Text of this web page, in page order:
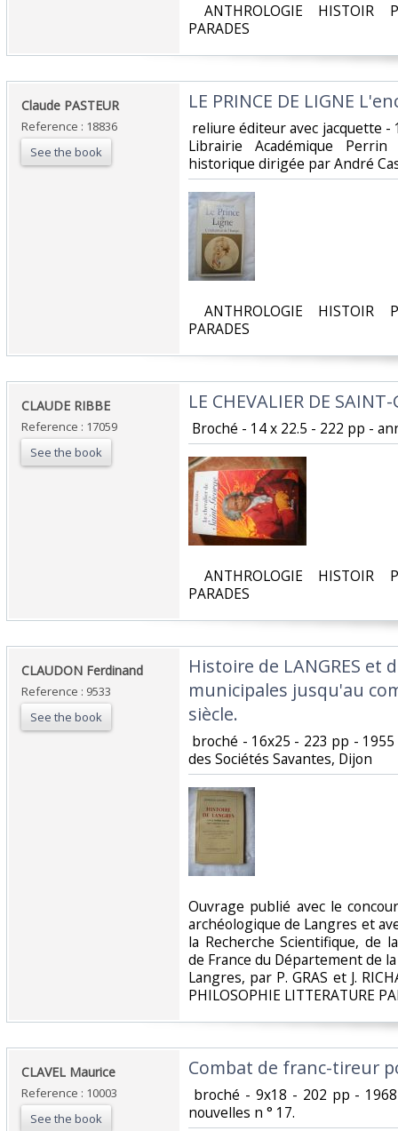
ANTHROLOGIE HISTOIR
PARADES‎
‎Claude PASTEUR ‎
Reference : 18836
See the book
‎LE PRINCE DE LIGNE
reliure éditeur avec jacquette
Librairie Académique
historique dirigée par André
ANTHROLOGIE HISTOIR
PARADES‎
‎CLAUDE RIBBE ‎
Reference : 17059
See the book
‎LE CHEVALIER DE SAINT-
Broché - 14 x 22.5 - 222 pp -
ANTHROLOGIE HISTOIR
PARADES‎
‎CLAUDON Ferdinand‎
Reference : 9533
See the book
‎Histoire de LANGRES
municipales jusqu'au
siècle.‎
broché - 16x25 - 223 pp -
des Sociétés Savantes, Dijon‎
‎Ouvrage publié avec le
archéologique de Langres et
la Recherche Scientifique, de
de France du Département de
Langres, par P. GRAS et J.
PHILOSOPHIE LITTERATURE
‎CLAVEL Maurice‎
Reference : 10003
See the book
‎Combat de franc-tireur
broché - 9x18 - 202 pp -
nouvelles n ° 17.‎